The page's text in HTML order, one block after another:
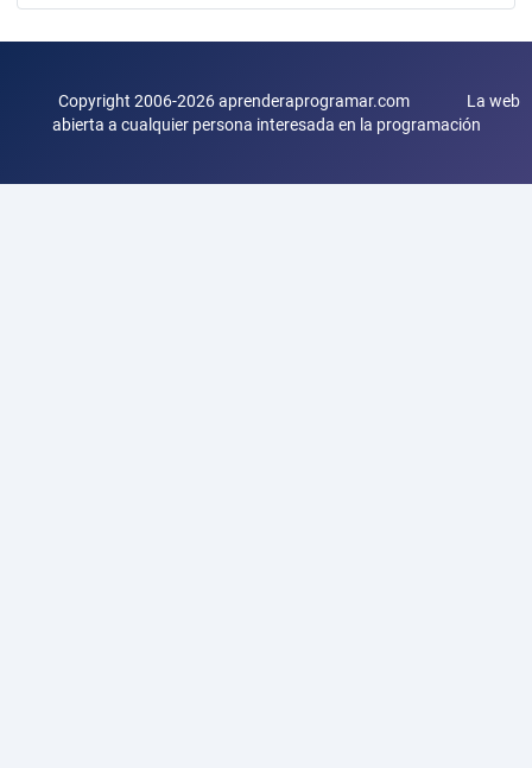
Copyright 2006-2026 aprenderaprogramar.com La web
abierta a cualquier persona interesada en la programación